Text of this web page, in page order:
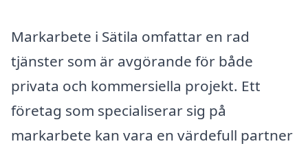
Markarbete i Sätila omfattar en rad
tjänster som är avgörande för både
privata och kommersiella projekt. Ett
företag som specialiserar sig på
markarbete kan vara en värdefull partner